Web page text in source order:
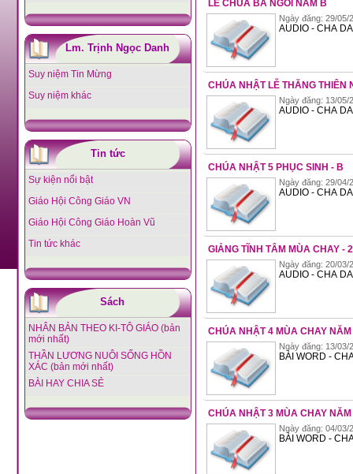
Lm. Trịnh Ngọc Danh
Suy niệm Tin Mừng
Suy niệm khác
Tin tức
Sự kiện nổi bật
Giáo Hội Công Giáo VN
Giáo Hội Công Giáo Hoàn Vũ
Tin tức khác
Sách
NHÂN BẢN THEO KI-TÔ GIÁO (bản
mới nhất)
THẦN LƯƠNG NUÔI SỐNG HỒN
XÁC (bản mới nhất)
BÀI HAY CHIA SẺ
LỄ CHÚA BA NGÔI NĂM B
Ngày đăng: 29/05/
AUDIO - CHA
CHÚA NHẬT LỄ THĂNG THIÊN
Ngày đăng: 13/05/
AUDIO - CHA
CHÚA NHẬT 5 PHỤC SINH - B
Ngày đăng: 29/04/
AUDIO - CHA
GIẢNG TĨNH TÂM MÙA CHAY -
Ngày đăng: 20/03/
AUDIO - CHA
CHÚA NHẬT 4 MÙA CHAY
Ngày đăng: 13/03/
BÀI WORD -
CHÚA NHẬT 3 MÙA CHAY
Ngày đăng: 04/03/
BÀI WORD -